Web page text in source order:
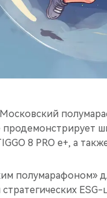
8 PRO e+, а
полумарафоном»